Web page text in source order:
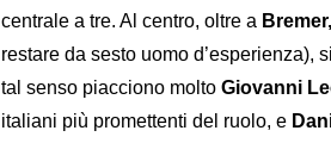
centrale a tre. Al centro, oltre a
restare da sesto uomo d’esperienza),
tal senso piacciono molto Giovanni
italiani più promettenti del ruolo, e